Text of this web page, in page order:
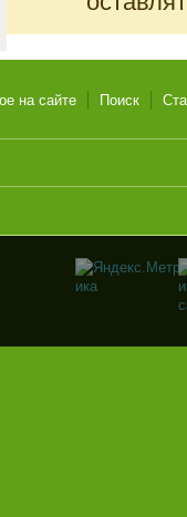
на сайте Поиск